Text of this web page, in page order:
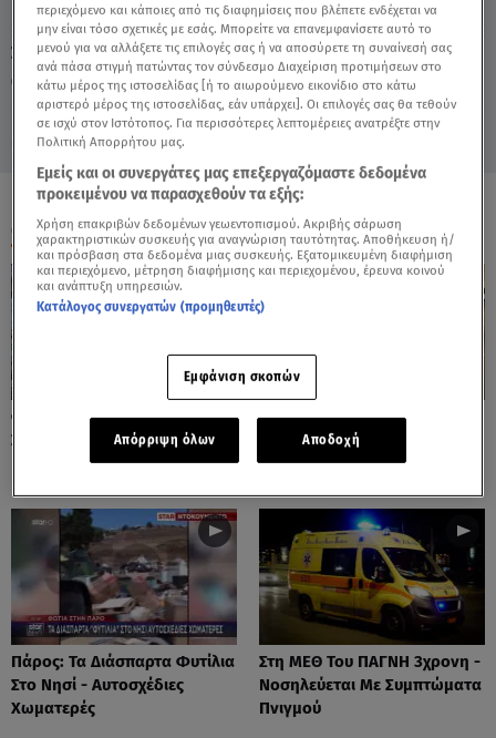
Σάββατο 8 Αυγούστου 2026
18.11.21, 23:39 ΕΛΛΑΔΑ
ΟΛΑ ΤΑ ΒΙΝΤΕΟ
Φωτιές: Στάχτη Το Πράσινο
Στολίδι Της Δυτικής Αττικής
Πόρτο Ράφτη: Bίντεο
Ντοκουμέντο Από Το
Θανατηφόρο Τροχαίο
Πάρος: Τα Διάσπαρτα Φυτίλια
Στο Νησί - Αυτοσχέδιες
Χωματερές
Στη ΜΕΘ Του ΠΑΓΝΗ 3χρονη -
Νοσηλεύεται Με Συμπτώματα
Πνιγμού
περιεχόμενο και κάποιες από τις διαφημίσεις που βλέπετε ενδέχεται να
μην είναι τόσο σχετικές με εσάς. Μπορείτε να επανεμφανίσετε αυτό το
μενού για να αλλάξετε τις επιλογές σας ή να αποσύρετε τη συναίνεσή σας
ανά πάσα στιγμή πατώντας τον σύνδεσμο Διαχείριση προτιμήσεων στο
κάτω μέρος της ιστοσελίδας [ή το αιωρούμενο εικονίδιο στο κάτω
αριστερό μέρος της ιστοσελίδας, εάν υπάρχει]. Οι επιλογές σας θα τεθούν
σε ισχύ στον Ιστότοπος. Για περισσότερες λεπτομέρειες ανατρέξτε στην
Πολιτική Απορρήτου μας.
Εμείς και οι συνεργάτες μας επεξεργαζόμαστε δεδομένα
προκειμένου να παρασχεθούν τα εξής:
Χρήση επακριβών δεδομένων γεωεντοπισμού. Ακριβής σάρωση
χαρακτηριστικών συσκευής για αναγνώριση ταυτότητας. Αποθήκευση ή/
και πρόσβαση στα δεδομένα μιας συσκευής. Εξατομικευμένη διαφήμιση
και περιεχόμενο, μέτρηση διαφήμισης και περιεχομένου, έρευνα κοινού
και ανάπτυξη υπηρεσιών.
Κατάλογος συνεργατών (προμηθευτές)
Εμφάνιση σκοπών
Απόρριψη όλων Αποδοχή